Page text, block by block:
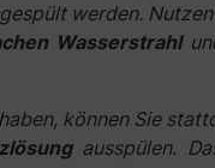
werden.
Wasserstrahl
können Sie
ausspülen.